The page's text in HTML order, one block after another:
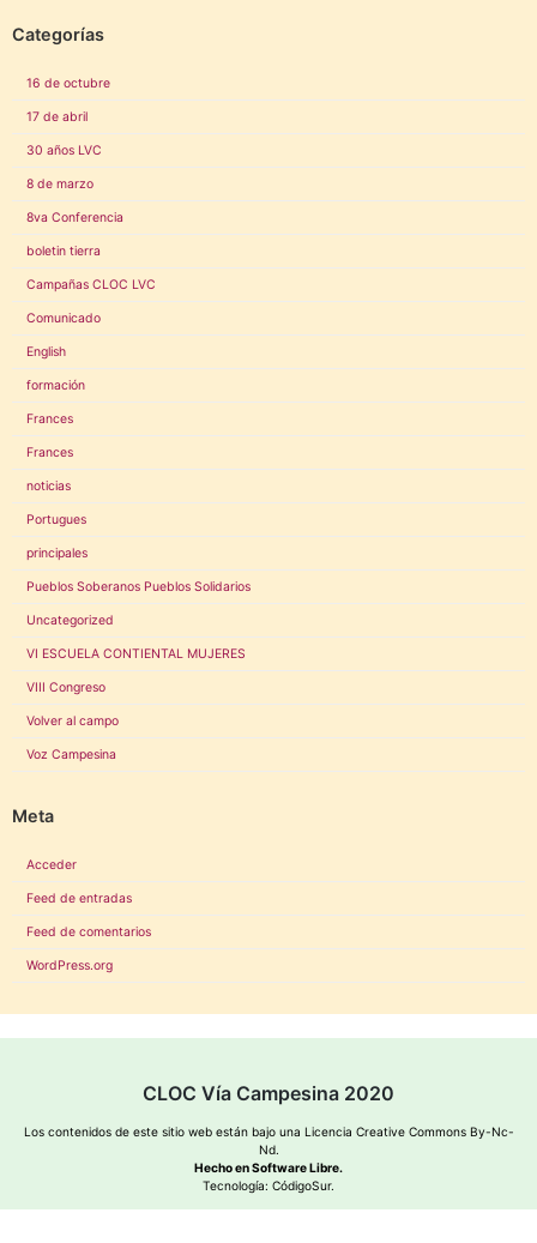
Categorías
16 de octubre
17 de abril
30 años LVC
8 de marzo
8va Conferencia
boletin tierra
Campañas CLOC LVC
Comunicado
English
formación
Frances
Frances
noticias
Portugues
principales
Pueblos Soberanos Pueblos Solidarios
Uncategorized
VI ESCUELA CONTIENTAL MUJERES
VIII Congreso
Volver al campo
Voz Campesina
Meta
Acceder
Feed de entradas
Feed de comentarios
WordPress.org
CLOC Vía Campesina 2020
Los contenidos de este sitio web están bajo una Licencia Creative Commons By-Nc-
Nd.
Hecho en Software Libre.
Tecnología: CódigoSur.